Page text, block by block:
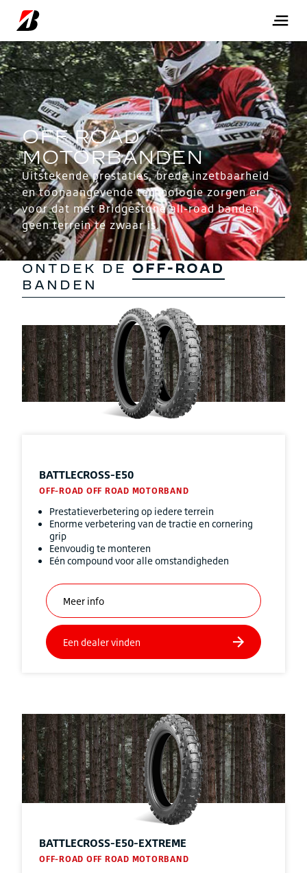
Uitstekende prestaties, brede inzetbaarheid
en toonaangevende technologie zorgen er
voor dat met Bridgestone all-road banden
geen terrein te zwaar is.
ONTDEK DE OFF-ROAD
BANDEN
BATTLECROSS-E50
OFF-ROAD OFF ROAD MOTORBAND
Prestatieverbetering op iedere terrein
Enorme verbetering van de tractie en cornering
grip
Eenvoudig te monteren
Eén compound voor alle omstandigheden
BATTLECROSS-E50-EXTREME
OFF-ROAD OFF ROAD MOTORBAND